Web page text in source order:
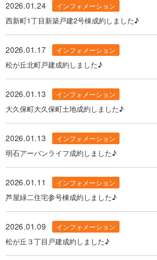
2026.01.24 インフォメーション
西新町1丁目新築戸建2号棟成約しました♪
2026.01.17 インフォメーション
松が丘北町戸建成約しました♪
2026.01.13 インフォメーション
大久保町大久保町土地成約しました♪
2026.01.13 インフォメーション
明石アーバンライフ成約しました♪
2026.01.11 インフォメーション
芦屋緑二住宅参号棟成約しました♪
2026.01.09 インフォメーション
松が丘３丁目戸建成約しました♪